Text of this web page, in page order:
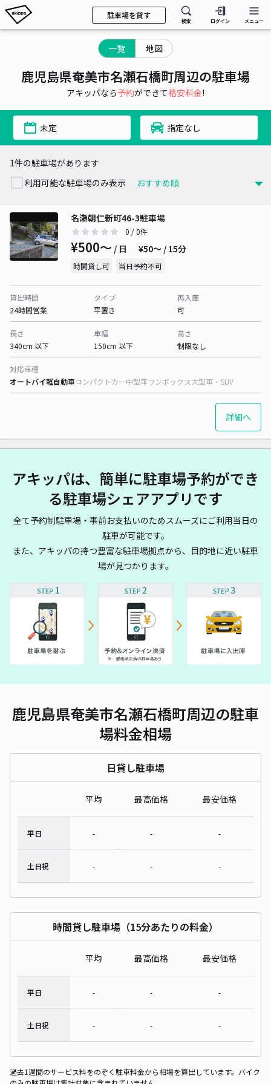
駐車場を貸す
検索 ログイン メニュー
一覧 地図
鹿児島県奄美市名瀬石橋町周辺の駐車場
アキッパなら予約ができて格安料金!
未定 指定なし
1件の駐車場があります
利用可能な駐車場のみ表示
名瀬朝仁新町46-3駐車場
0 / 0件
¥500〜 / 日 ¥50〜 / 15分
時間貸し可 当日予約不可
貸出時間
24時間営業
タイプ
平置き
再入庫
可
長さ
340cm 以下
車幅
150cm 以下
高さ
制限なし
対応車種
オートバイ軽自動車コンパクトカー中型車ワンボックス大型車・SUV
詳細へ
アキッパは、簡単に駐車場予約ができ
る駐車場シェアアプリです
全て予約制駐車場・事前お支払いのためスムーズにご利用当日の
駐車が可能です。
また、アキッパの持つ豊富な駐車場拠点から、目的地に近い駐車
場が見つかります。
鹿児島県奄美市名瀬石橋町周辺の駐車
場料金相場
日貸し駐車場
平均 最高価格 最安価格
平日 - - -
土日祝 - - -
時間貸し駐車場（15分あたりの料金）
平均 最高価格 最安価格
平日 - - -
土日祝 - - -
過去1週間のサービス料をのぞく駐車料金から相場を算出しています。バイク